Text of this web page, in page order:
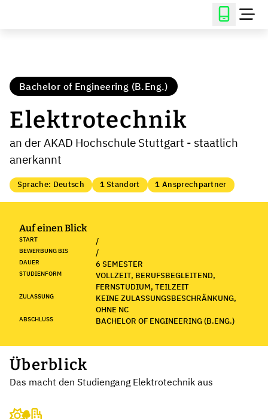
Bachelor of Engineering (B.Eng.)
Elektrotechnik
an der AKAD Hochschule Stuttgart - staatlich
anerkannt
Sprache: Deutsch 1 Standort 1 Ansprechpartner
Auf einen Blick
START /
BEWERBUNG BIS /
DAUER 6 SEMESTER
STUDIENFORM
VOLLZEIT, BERUFSBEGLEITEND,
FERNSTUDIUM, TEILZEIT
ZULASSUNG
KEINE ZULASSUNGSBESCHRÄNKUNG,
OHNE NC
ABSCHLUSS BACHELOR OF ENGINEERING (B.ENG.)
Überblick
Das macht den Studiengang Elektrotechnik aus